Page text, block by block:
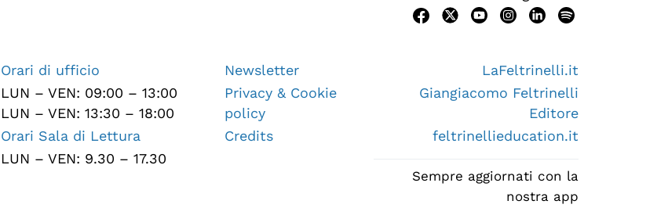
Orari di ufficio
LUN – VEN: 09:00 – 13:00
LUN – VEN: 13:30 – 18:00
Orari Sala di Lettura
LUN – VEN: 9.30 – 17.30
Newsletter
Privacy & Cookie
policy
Credits
LaFeltrinelli.it
Giangiacomo Feltrinelli
Editore
feltrinellieducation.it
Sempre aggiornati con la
nostra app